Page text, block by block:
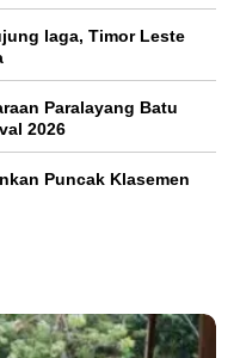
laga, Timor Leste
Paralayang Batu
2026
Puncak Klasemen